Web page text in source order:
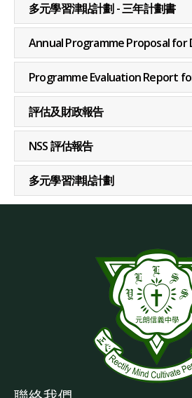
多元學習津貼計劃 - 三年計劃書
Annual Programme Proposal for
Programme Evaluation Report
評估及財政報告
NSS 評估報告
多元學習津貼計劃